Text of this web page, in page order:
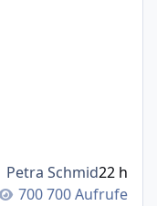
700 Aufrufe
Petra Schmid22 h